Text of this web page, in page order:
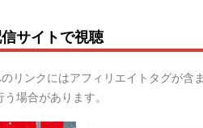
サイトで視聴
リンクにはアフィリエイトタグが含
場合があります。